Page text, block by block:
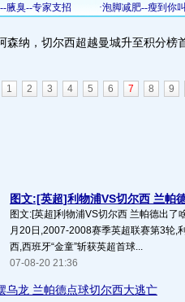
森纳，切尔西超越曼城升至积分榜
1 2 3 4 5 6 7 8 9
图文:[英超]利物浦VS切尔西 兰帕
图文:[英超]利物浦VS切尔西 兰帕德出了
月20日,2007-2008赛季英超联赛第3轮,
西,西班牙“金童”斩获英超首球...
07-08-20 21:36
乌龙 兰帕德点球切尔西大逃亡